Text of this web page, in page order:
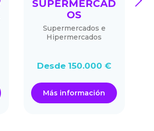
SUPERMERCAD
OS
Supermercados e
Hipermercados
Desde 150.000 €
Más información
next